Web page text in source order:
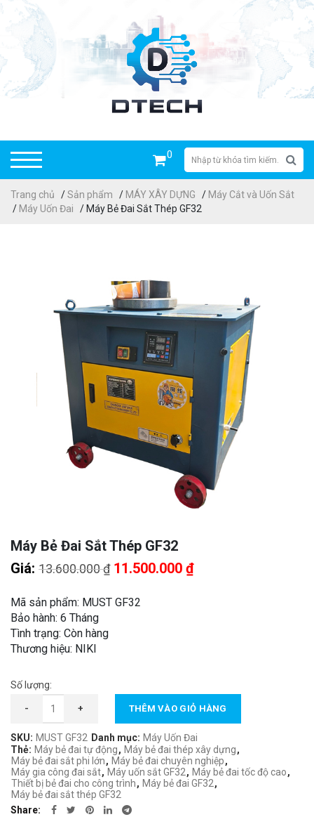
0
Trang chủ /Sản phẩm / MÁY XÂY DỰNG / Máy Cắt và Uốn Sắt
/ Máy Uốn Đai / Máy Bẻ Đai Sắt Thép GF32
Máy Bẻ Đai Sắt Thép GF32
Giá: 13.600.000₫ Giá
là:
11.500.000 ₫Giá
Mã sản phẩm: MUST GF32
Bảo hành: 6 Tháng
Tình trạng: Còn hàng
Thương hiệu: NIKI
Số lượng:
Máy Bẻ Đai Sắt Thép GF32 số lượng
- + THÊM VÀO GIỎ HÀNG
SKU: MUST GF32 Danh mục: Máy Uốn Đai
Thẻ: Máy bẻ đai tự động, Máy bẻ đai thép xây dựng,
Máy bẻ đai sắt phi lớn, Máy bẻ đai chuyên nghiệp,
Máy gia công đai sắt, Máy uốn sắt GF32, Máy bẻ đai tốc độ cao,
Thiết bị bẻ đai cho công trình, Máy bẻ đai GF32,
Máy bẻ đai sắt thép GF32
Share